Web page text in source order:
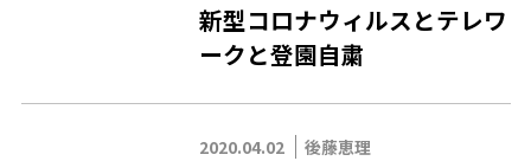
新型コロナウィルスとテレワ
ークと登園自粛
2020.04.02 後藤恵理